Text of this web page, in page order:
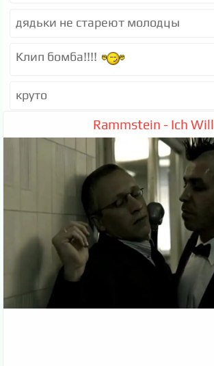
дядьки не стареют молодцы
Клип бомба!!!!
круто
Rammstein - Ich Will